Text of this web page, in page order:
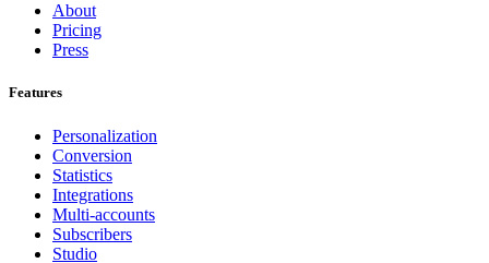
About
Pricing
Press
Features
Personalization
Conversion
Statistics
Integrations
Multi-accounts
Subscribers
Studio